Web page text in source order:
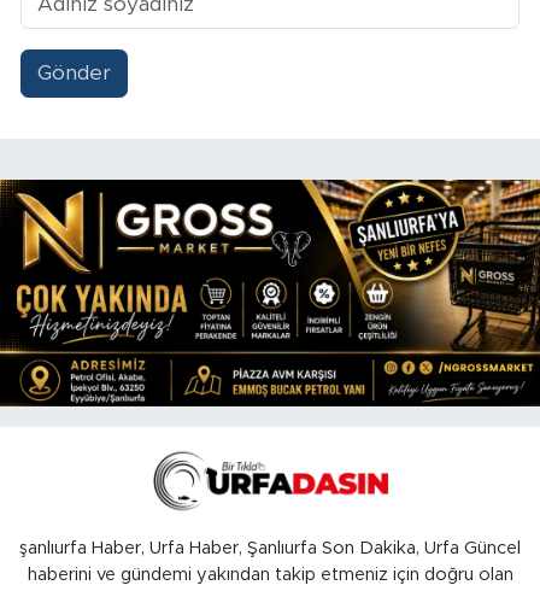
Gönder
şanlıurfa Haber, Urfa Haber, Şanlıurfa Son Dakika, Urfa Güncel
haberini ve gündemi yakından takip etmeniz için doğru olan